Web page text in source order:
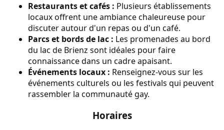
Restaurants et cafés : Plusieurs établissements
locaux offrent une ambiance chaleureuse pour
discuter autour d'un repas ou d'un café.
Parcs et bords de lac : Les promenades au bord
du lac de Brienz sont idéales pour faire
connaissance dans un cadre apaisant.
Événements locaux : Renseignez-vous sur les
événements culturels ou les festivals qui peuvent
rassembler la communauté gay.
Horaires